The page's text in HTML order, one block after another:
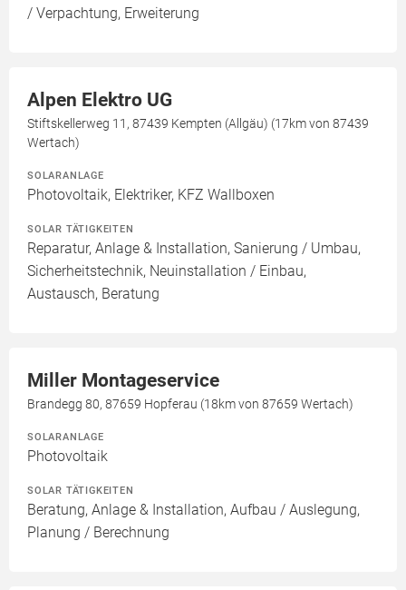
/ Verpachtung, Erweiterung
Alpen Elektro UG
Stiftskellerweg 11, 87439 Kempten (Allgäu) (17km von 87439
Wertach)
SOLARANLAGE
Photovoltaik, Elektriker, KFZ Wallboxen
SOLAR TÄTIGKEITEN
Reparatur, Anlage & Installation, Sanierung / Umbau,
Sicherheitstechnik, Neuinstallation / Einbau,
Austausch, Beratung
Miller Montageservice
Brandegg 80, 87659 Hopferau (18km von 87659 Wertach)
SOLARANLAGE
Photovoltaik
SOLAR TÄTIGKEITEN
Beratung, Anlage & Installation, Aufbau / Auslegung,
Planung / Berechnung